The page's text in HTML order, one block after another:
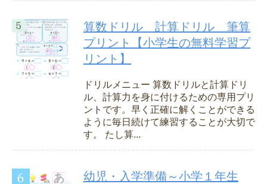
算数ドリル 計算ドリル 筆算
プリント【小学生の無料学習プ
リント】
ドリルメニュー 算数ドリルと計算ドリ
ル、計算力を身に付けるための専用プリ
ントです。早く正確に解くことができる
ように毎日続けて練習することが大切で
す。 たし算...
幼児・入学準備～小学１年生